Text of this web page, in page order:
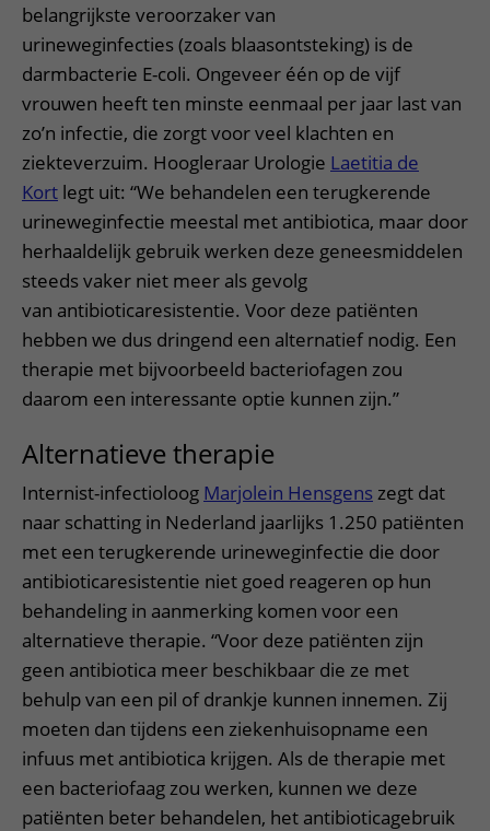
belangrijkste veroorzaker van
urineweginfecties (zoals blaasontsteking) is de
darmbacterie E-coli. Ongeveer één op de vijf
vrouwen heeft ten minste eenmaal per jaar last van
zo’n infectie, die zorgt voor veel klachten en
ziekteverzuim. Hoogleraar Urologie Laetitia de
Kort legt uit: “We behandelen een terugkerende
urineweginfectie meestal met antibiotica, maar door
herhaaldelijk gebruik werken deze geneesmiddelen
steeds vaker niet meer als gevolg
van antibioticaresistentie. Voor deze patiënten
hebben we dus dringend een alternatief nodig. Een
therapie met bijvoorbeeld bacteriofagen zou
daarom een interessante optie kunnen zijn.”
Alternatieve therapie
Internist-infectioloog Marjolein Hensgenszegt dat
naar schatting in Nederland jaarlijks 1.250 patiënten
met een terugkerende urineweginfectie die door
antibioticaresistentie niet goed reageren op hun
behandeling in aanmerking komen voor een
alternatieve therapie. “Voor deze patiënten zijn
geen antibiotica meer beschikbaar die ze met
behulp van een pil of drankje kunnen innemen. Zij
moeten dan tijdens een ziekenhuisopname een
infuus met antibiotica krijgen. Als de therapie met
een bacteriofaag zou werken, kunnen we deze
patiënten beter behandelen, het antibioticagebruik